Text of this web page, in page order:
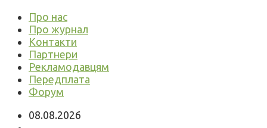
Про нас
Про журнал
Контакти
Партнери
Рекламодавцям
Передплата
Форум
08.08.2026